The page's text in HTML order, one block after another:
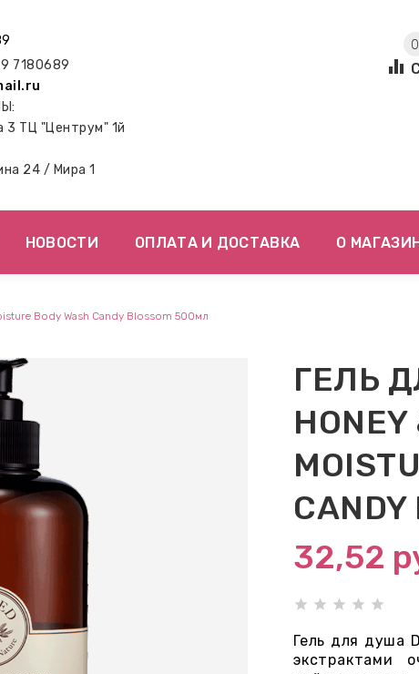
7180689
3 ТЦ "Центрум" 1й
24 / Мира 1
equalizer
0
НОВОСТИ ОПЛАТА И ДОСТАВКА О
Body Wash Candy Blossom 500мл
ГЕЛЬ
32,52
Гель для душа
экстрактами